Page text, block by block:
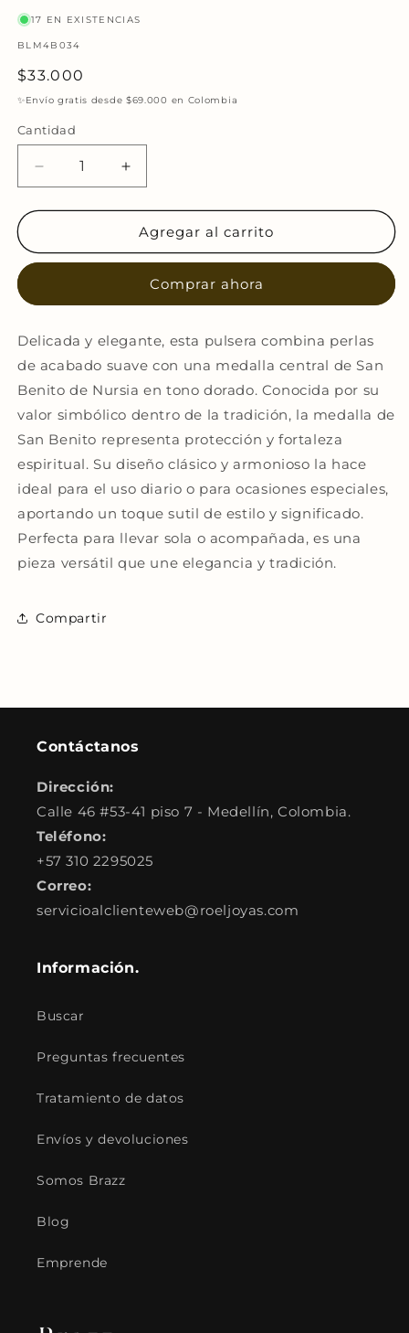
17 EN EXISTENCIAS
SKU:
BLM4B034
Precio
habitual
$33.000
✨Envío gratis desde $69.000 en Colombia
Cantidad
Reducir
cantidad
para
de
benito
Aumentar
cantidad
para
Pulsera
de
san
benito
Agregar al carrito
Comprar ahora
Delicada y elegante, esta pulsera combina perlas
de acabado suave con una medalla central de San
Benito de Nursia en tono dorado. Conocida por su
valor simbólico dentro de la tradición, la medalla de
San Benito representa protección y fortaleza
espiritual. Su diseño clásico y armonioso la hace
ideal para el uso diario o para ocasiones especiales,
aportando un toque sutil de estilo y significado.
Perfecta para llevar sola o acompañada, es una
pieza versátil que une elegancia y tradición.
Compartir
Contáctanos
Dirección:
Calle 46 #53-41 piso 7 - Medellín, Colombia.
Teléfono:
+57 310 2295025
Correo:
servicioalclienteweb@roeljoyas.com
Información.
Buscar
Preguntas frecuentes
Tratamiento de datos
Envíos y devoluciones
Somos Brazz
Blog
Emprende